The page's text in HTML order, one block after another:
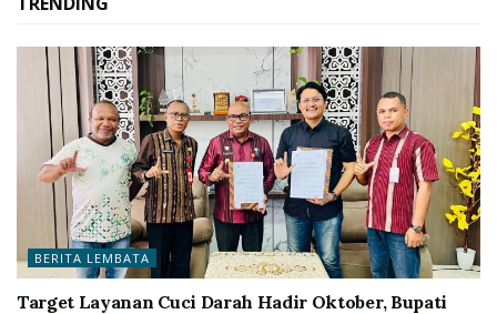
BERITA LEMBATA
Target Layanan Cuci Darah Hadir Oktober, Bupati